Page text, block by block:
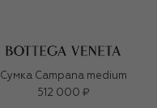
Сумка Campana medium
512 000 ₽